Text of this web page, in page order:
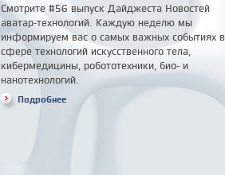
Смотрите #56 выпуск Дайджеста Новостей
аватар-технологий. Каждую неделю мы
информируем вас о самых важных событиях в
сфере технологий искусственного тела,
кибермедицины, робототехники, био- и
нанотехнологий.
Подробнее